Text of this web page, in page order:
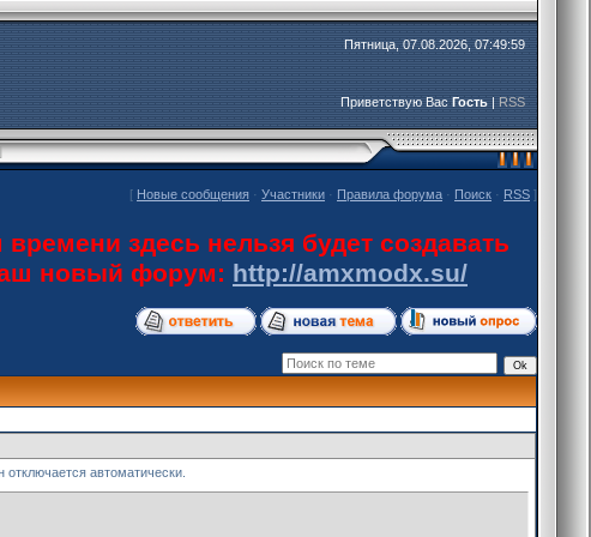
Пятница, 07.08.2026, 07:49:59
Приветствую Вас Гость|RSS
[ Новые сообщения · Участники · Правила форума · Поиск · RSS ]
здесь нельзя будет создавать
новый форум: http://amxmodx.su/
автоматически.